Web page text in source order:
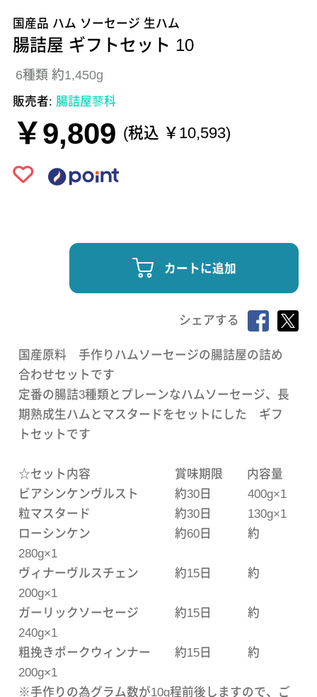
国産品 ハム ソーセージ 生ハム
腸詰屋 ギフトセット 10
6種類 約1,450g
販売者: 腸詰屋蓼科
￥9,809 (税込 ￥10,593)
カートに追加
シェアする
国産原料 手作りハムソーセージの腸詰屋の詰め
合わせセットです
定番の腸詰3種類とプレーンなハムソーセージ、長
期熟成生ハムとマスタードをセットにした ギフ
トセットです
☆セット内容 賞味期限 内容量
ビアシンケンヴルスト 約30日 400g×1
粒マスタード 約30日 130g×1
ローシンケン 約60日 約
280g×1
ヴィナーヴルスチェン 約15日 約
200g×1
ガーリックソーセージ 約15日 約
240g×1
粗挽きポークウィンナー 約15日 約
200g×1
※手作りの為グラム数が10g程前後しますので、ご